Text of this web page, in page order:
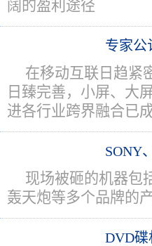
阔的盈利途径
专家公
在移动互联日趋紧
日臻完善，小屏、大
进各行业跨界融合已
SONY
现场被砸的机器包
轰天炮等多个品牌的
DVD